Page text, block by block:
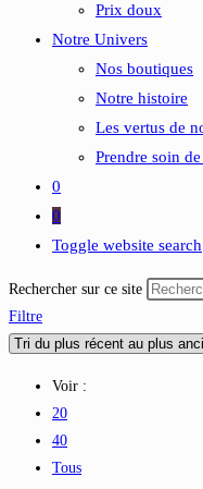
Prix doux
Notre Univers
Nos boutiques
Notre histoire
Les vertus de
Prendre soin
0
0
Toggle website search
Rechercher sur ce site
Filtre
Voir :
20
40
Tous